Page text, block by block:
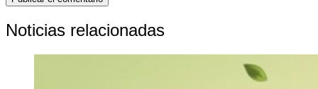
Noticias relacionadas